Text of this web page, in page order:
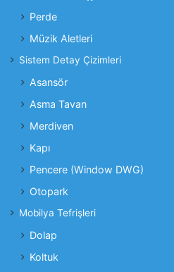
Perde
Müzik Aletleri
Sistem Detay Çizimleri
Asansör
Asma Tavan
Merdiven
Kapı
Pencere (Window DWG)
Otopark
Mobilya Tefrişleri
Dolap
Koltuk